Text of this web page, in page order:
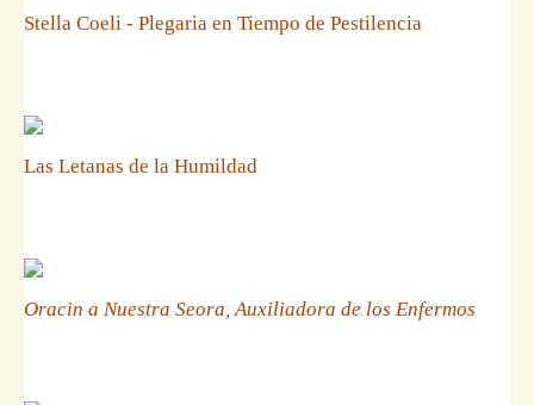
Stella Coeli - Plegaria en Tiempo de Pestilencia
Las Letanas de la Humildad
Oracin a Nuestra Seora, Auxiliadora de los Enfermos